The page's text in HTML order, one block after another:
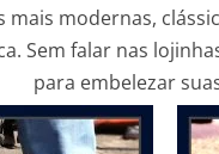
modernas,
Sem falar nas
para embelezar